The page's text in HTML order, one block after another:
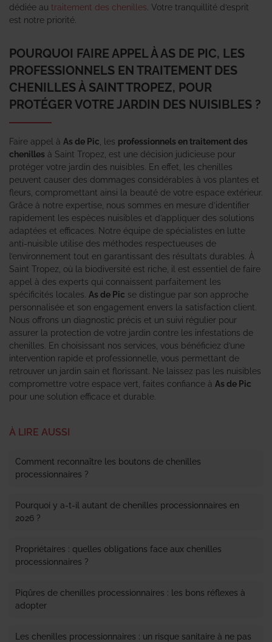
dédiée au traitement des chenilles . Votre tranquillité d’esprit
est notre priorité.
POURQUOI FAIRE APPEL À AS DE PIC, LES
PROFESSIONNELS EN TRAITEMENT DES
CHENILLES À SAINT TROPEZ, POUR
PROTÉGER VOTRE JARDIN DES NUISIBLES ?
Faire appel à As de Pic , les professionnels en traitement des
chenilles à Saint Tropez, est une décision judicieuse pour
protéger votre jardin des nuisibles. En effet, les chenilles
peuvent causer des dommages considérables à vos plantes et
fleurs, compromettant ainsi la beauté de votre espace extérieur.
Grâce à notre expertise, nous sommes en mesure d’identifier
rapidement les espèces nuisibles et d’appliquer des solutions
adaptées et efficaces. Notre équipe de spécialistes en lutte
anti-nuisible utilise des méthodes respectueuses de
l’environnement tout en garantissant des résultats durables. À
Saint Tropez, où la biodiversité est riche, il est essentiel de faire
appel à des experts qui connaissent parfaitement les
spécificités locales. As de Pic se distingue par son approche
personnalisée et son engagement envers la satisfaction client.
Nous offrons un diagnostic précis et un suivi régulier pour
assurer la protection de votre jardin contre les infestations de
chenilles. En choisissant nos services, vous bénéficiez d’une
intervention rapide et professionnelle, vous permettant de
retrouver un jardin sain et florissant. Ne laissez pas les nuisibles
compromettre votre espace vert, faites confiance à As de Pic
pour une solution efficace et durable.
À LIRE AUSSI
Comment reconnaître les boutons de chenilles
processionnaires ?
Pourquoi y a-t-il autant de chenilles processionnaires en
2026 ?
Propriétaires : quelles obligations face aux chenilles
processionnaires ?
Piqûres de chenilles processionnaires : les bons réflexes à
adopter
Les chenilles processionnaires : un risque sanitaire à ne pas